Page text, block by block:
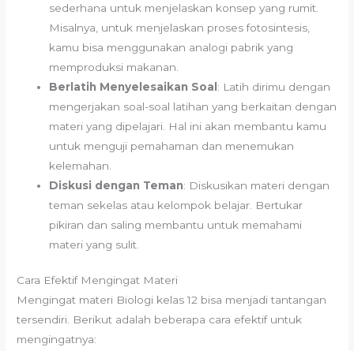
sederhana untuk menjelaskan konsep yang rumit.
Misalnya, untuk menjelaskan proses fotosintesis,
kamu bisa menggunakan analogi pabrik yang
memproduksi makanan.
Berlatih Menyelesaikan Soal: Latih dirimu dengan
mengerjakan soal-soal latihan yang berkaitan dengan
materi yang dipelajari. Hal ini akan membantu kamu
untuk menguji pemahaman dan menemukan
kelemahan.
Diskusi dengan Teman: Diskusikan materi dengan
teman sekelas atau kelompok belajar. Bertukar
pikiran dan saling membantu untuk memahami
materi yang sulit.
Cara Efektif Mengingat Materi
Mengingat materi Biologi kelas 12 bisa menjadi tantangan
tersendiri. Berikut adalah beberapa cara efektif untuk
mengingatnya: